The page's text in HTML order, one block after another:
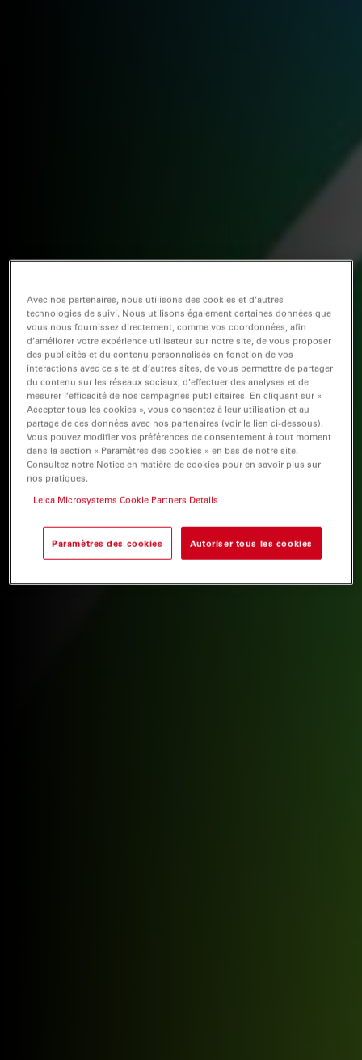
Avec nos partenaires, nous utilisons des cookies et d’autres
technologies de suivi. Nous utilisons également certaines données que
vous nous fournissez directement, comme vos coordonnées, afin
d’améliorer votre expérience utilisateur sur notre site, de vous proposer
des publicités et du contenu personnalisés en fonction de vos
interactions avec ce site et d’autres sites, de vous permettre de partager
du contenu sur les réseaux sociaux, d’effectuer des analyses et de
mesurer l’efficacité de nos campagnes publicitaires. En cliquant sur «
Accepter tous les cookies », vous consentez à leur utilisation et au
partage de ces données avec nos partenaires (voir le lien ci-dessous).
Vous pouvez modifier vos préférences de consentement à tout moment
dans la section « Paramètres des cookies » en bas de notre site.
Consultez notre Notice en matière de cookies pour en savoir plus sur
nos pratiques.
Leica Microsystems Cookie Partners Details
Paramètres des cookies Autoriser tous les cookies